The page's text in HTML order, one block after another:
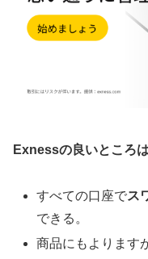
Exnessの良いところは
すべての口座でス
できる。
商品にもよります